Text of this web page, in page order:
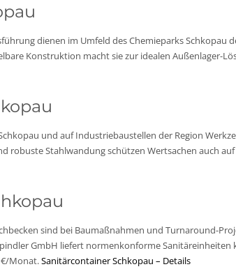
dienen im Umfeld des Chemieparks
Konstruktion macht sie zur idealen Außenlager-
und auf Industriebaustellen der Region
robuste Stahlwandung schützen Wertsachen auch
sind bei Baumaßnahmen und Turnaround-
GmbH liefert normenkonforme
Monat.Sanitärcontainer Schkopau – Details